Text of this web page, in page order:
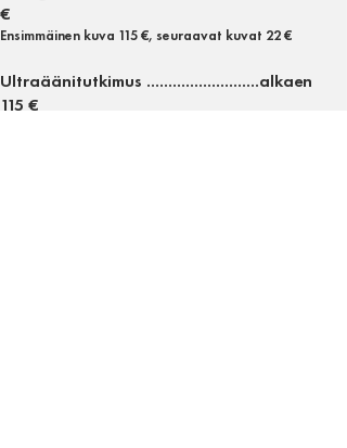
€
Ensimmäinen kuva 115 €, seuraavat kuvat 22 €
Ultraäänitutkimus ..........................alkaen
115 €